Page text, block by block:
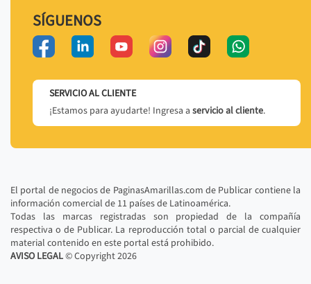
SÍGUENOS
SERVICIO AL CLIENTE
¡Estamos para ayudarte! Ingresa a servicio al cliente.
El portal de negocios de PaginasAmarillas.com de Publicar contiene la
información comercial de 11 países de Latinoamérica.
Todas las marcas registradas son propiedad de la compañía
respectiva o de Publicar. La reproducción total o parcial de cualquier
material contenido en este portal está prohibido.
AVISO LEGAL© Copyright2026